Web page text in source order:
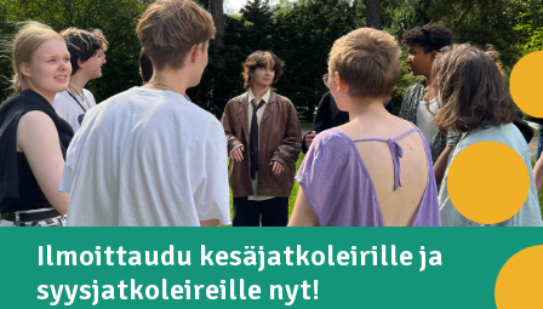
Ilmoittaudu kesäjatkoleirille ja
syysjatkoleireille nyt!